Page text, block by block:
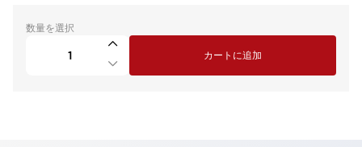
数量を選択
カートに追加